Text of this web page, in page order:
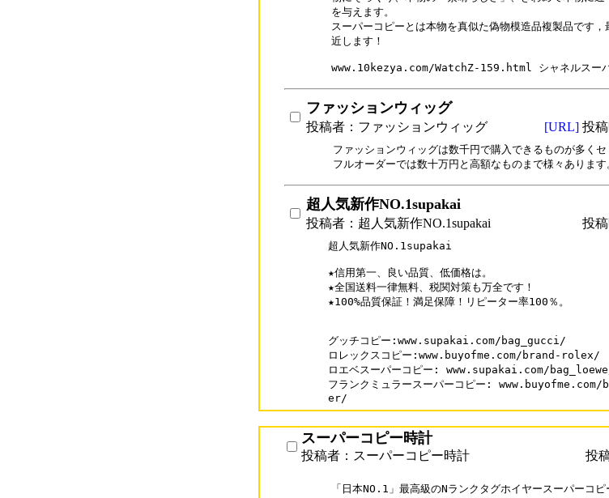
を与えます。
スーパーコピーとは本物を真似た偽物模造品複製品です，
近します！
ファッションウィッグ
投稿者：ファッションウィッグ
[URL] 投
ファッションウィッグは数千円で購入できるものが多く
フルオーダーでは数十万円と高額なものまで様々あります
超人気新作NO.1supakai
投稿者：超人気新作NO.1supakai
投
超人気新作NO.1supakai
★信用第一、良い品質、低価格は。
★全国送料一律無料、税関対策も万全です！
★100%品質保証！満足保障！リピーター率100％。
グッチコピー:www.supakai.com/bag_gucci/
ロレックスコピー:www.buyofme.com/brand-rolex/
ロエベスーパーコピー: www.supakai.com/
フランクミュラースーパーコピー:
er/
スーパーコピー時計
投稿者：スーパーコピー時計
投
「日本NO.1」最高級のNランクタグホイヤースーパーコ